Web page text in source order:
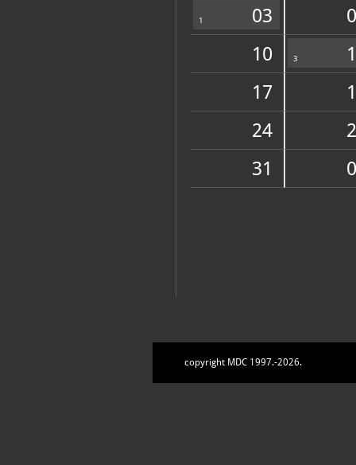
1 03
10
3
17
24
31
OPĆI PODACI
Zbirke
copyright MDC 1997.-2026.